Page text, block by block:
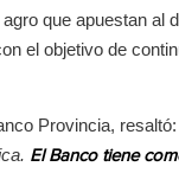
que apuestan al
el objetivo de
Provincia, resaltó:
El Banco tiene